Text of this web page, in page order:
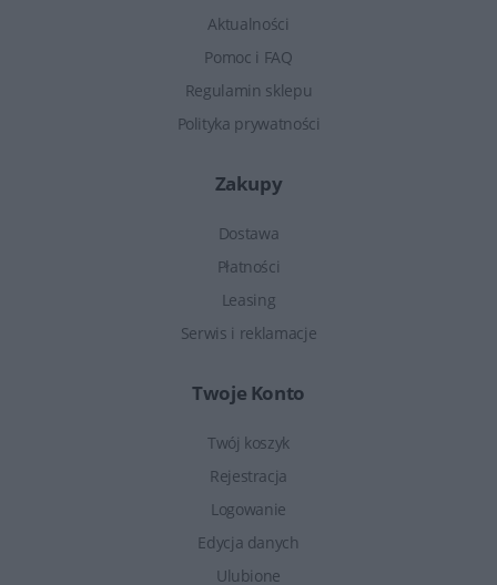
Aktualności
Pomoc i FAQ
Regulamin sklepu
Polityka prywatności
Zakupy
Dostawa
Płatności
Leasing
Serwis i reklamacje
Twoje Konto
Twój koszyk
Rejestracja
Logowanie
Edycja danych
Ulubione